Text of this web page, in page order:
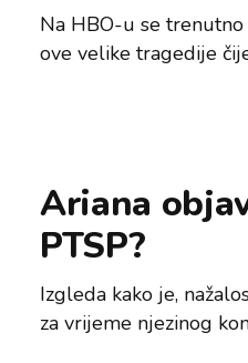
Na HBO-u se
ove velike tragedije
Ariana
PTSP?
Izgleda kako je,
za vrijeme njezinog